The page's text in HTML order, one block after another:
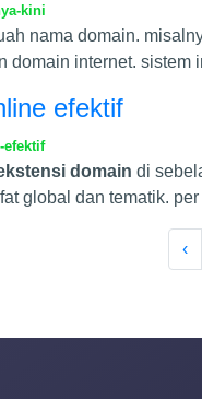
kini
nama domain.
domain internet. sistem
efektif
efektif
domain di
global dan tematik. per
‹